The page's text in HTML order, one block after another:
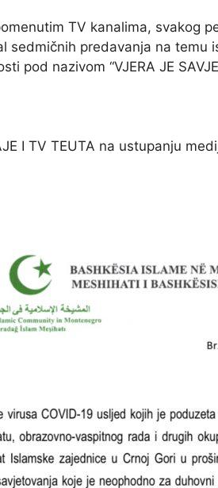
TV kanalima, svakog
sedmičnih predavanja na temu
pod nazivom “VJERA JE
I TV TEUTA na ustupanju